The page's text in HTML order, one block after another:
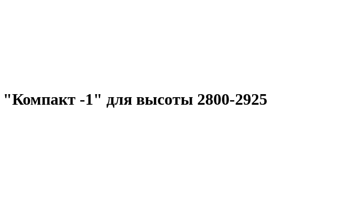
-1" для высоты 2800-2925